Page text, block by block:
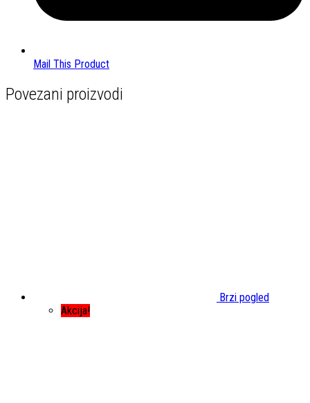
Mail This Product
Povezani proizvodi
Brzi pogled
Akcija!